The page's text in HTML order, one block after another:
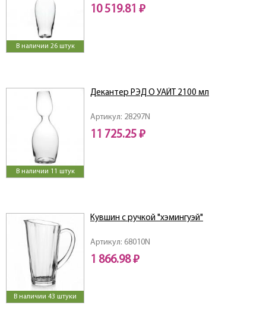
В наличии 26 штук
10 519.81 ₽
В наличии 11 штук
Артикул: 28297N
Декантер РЭД О УАЙТ 2100 мл
11 725.25 ₽
В наличии 43 штуки
Артикул: 68010N
Кувшин с ручкой "хэмингуэй"
1 866.98 ₽